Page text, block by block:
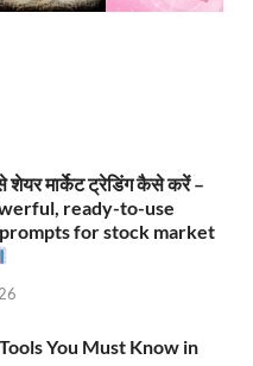
शेयर मार्केट ट्रेडिंग कैसे करें –
ready-to-use
for stock market
You Must Know in